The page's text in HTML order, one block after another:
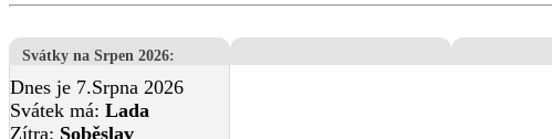
Svátky na Srpen 2026:
Dnes je 7.Srpna 2026
Svátek má: Lada
Zítra: Soběslav